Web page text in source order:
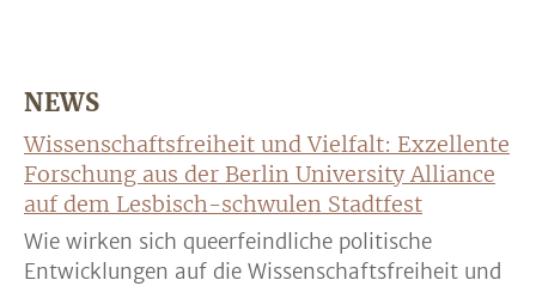
NEWS
Wissenschaftsfreiheit und Vielfalt: Exzellente
Forschung aus der Berlin University Alliance
auf dem Lesbisch-schwulen Stadtfest
Wie wirken sich queerfeindliche politische
Entwicklungen auf die Wissenschaftsfreiheit und